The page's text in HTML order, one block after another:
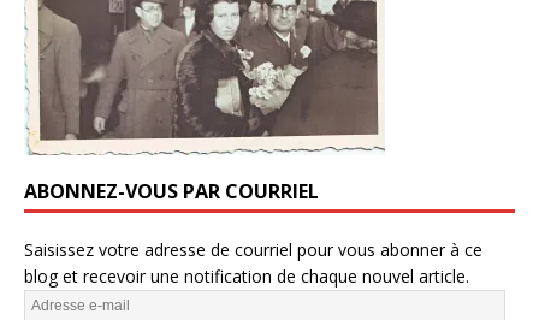
ABONNEZ-VOUS PAR COURRIEL
Saisissez votre adresse de courriel pour vous abonner à ce
blog et recevoir une notification de chaque nouvel article.